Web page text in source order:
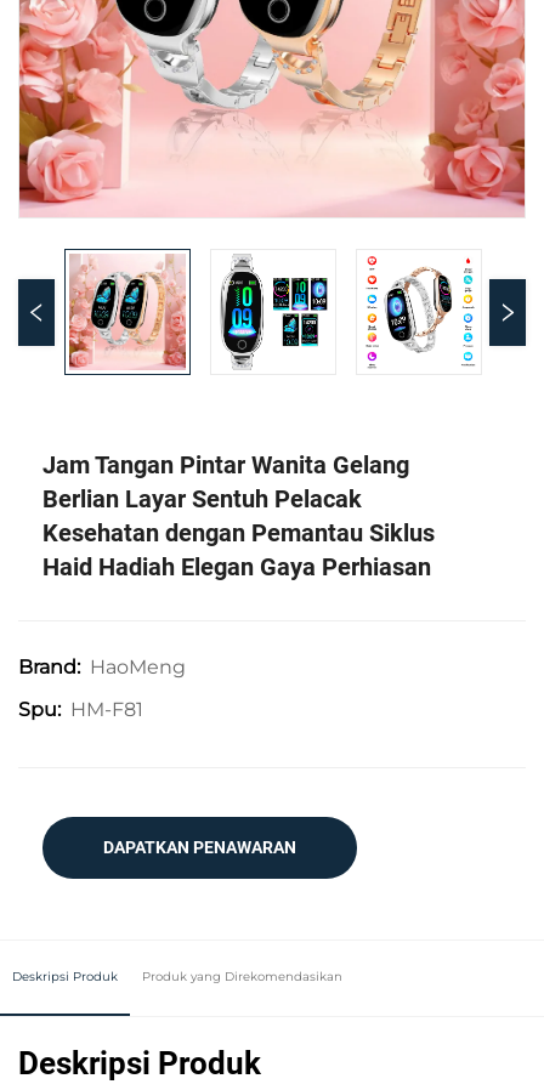
Jam Tangan Pintar Wanita Gelang
Berlian Layar Sentuh Pelacak
Kesehatan dengan Pemantau Siklus
Haid Hadiah Elegan Gaya Perhiasan
Brand: HaoMeng
Spu: HM-F81
DAPATKAN PENAWARAN
Deskripsi Produk Produk yang Direkomendasikan
Deskripsi Produk